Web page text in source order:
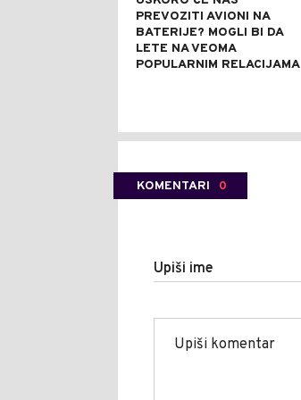
PREVOZITI AVIONI NA
BATERIJE? MOGLI BI DA
LETE NA VEOMA
POPULARNIM RELACIJAMA
KOMENTARI 0
Upiši ime